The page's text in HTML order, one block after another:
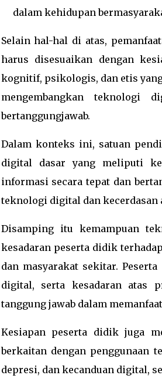
dalam kehidupan
Selain hal-hal di atas,
harus disesuaikan dengan
kognitif, psikologis, dan etis
mengembangkan teknologi
bertanggungjawab.
Dalam konteks ini, satuan
digital dasar yang meliputi
informasi secara tepat dan
teknologi digital dan
Disamping itu kemampuan
kesadaran peserta didik
dan masyarakat sekitar.
digital, serta kesadaran atas
tanggung jawab dalam
Kesiapan peserta didik juga
berkaitan dengan penggunaan
depresi, dan kecanduan digital,